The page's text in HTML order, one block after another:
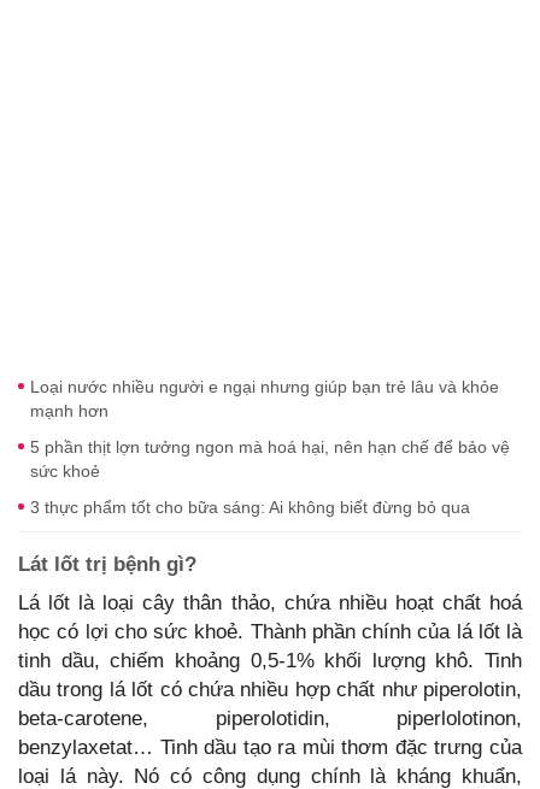
Loại nước nhiều người e ngại nhưng giúp bạn trẻ lâu và khỏe
mạnh hơn
5 phần thịt lợn tưởng ngon mà hoá hại, nên hạn chế để bảo vệ
sức khoẻ
3 thực phẩm tốt cho bữa sáng: Ai không biết đừng bỏ qua
Lát lốt trị bệnh gì?
Lá lốt là loại cây thân thảo, chứa nhiều hoạt chất hoá
học có lợi cho sức khoẻ. Thành phần chính của lá lốt là
tinh dầu, chiếm khoảng 0,5-1% khối lượng khô. Tinh
dầu trong lá lốt có chứa nhiều hợp chất như piperolotin,
beta-carotene, piperolotidin, piperlolotinon,
benzylaxetat… Tinh dầu tạo ra mùi thơm đặc trưng của
loại lá này. Nó có công dụng chính là kháng khuẩn,